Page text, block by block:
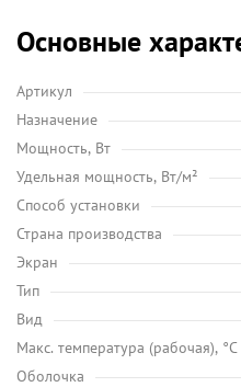
Основные
Артикул
Назначение
Мощность, Вт
Удельная мощность, Вт/м²
Способ установки
Страна производства
Экран
Тип
Вид
Maкс. температура (рабочая), °C
Оболочка